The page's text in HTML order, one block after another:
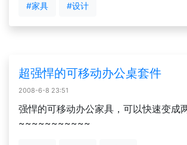
#家具 #设计
超强悍的可移动办公桌套件
2008-6-8 23:51
强悍的可移动办公家具，可以快速变成
~~~~~~~~~~~